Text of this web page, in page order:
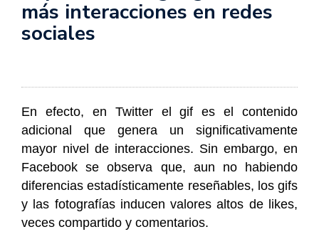
más interacciones en redes
sociales
En efecto, en Twitter el gif es el contenido
adicional que genera un significativamente
mayor nivel de interacciones. Sin embargo, en
Facebook se observa que, aun no habiendo
diferencias estadísticamente reseñables, los gifs
y las fotografías inducen valores altos de likes,
veces compartido y comentarios.